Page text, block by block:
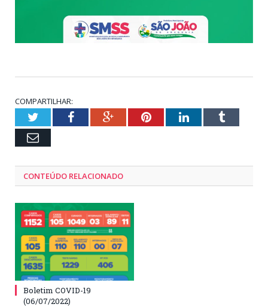
COMPARTILHAR:
TwitterFacebookGoogle+PinterestLinkedInTumblr
Email
CONTEÚDO RELACIONADO
Boletim COVID-19
(06/07/2022)